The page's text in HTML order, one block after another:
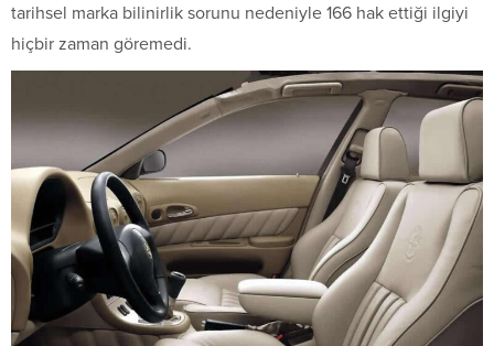
tarihsel marka bilinirlik sorunu nedeniyle 166 hak ettiği ilgiyi
hiçbir zaman göremedi.